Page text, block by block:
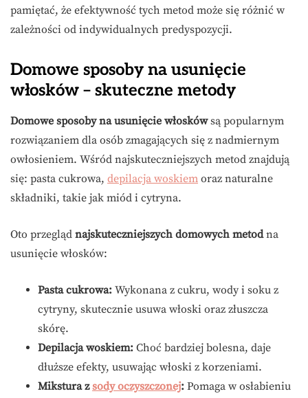
pamiętać, że efektywność tych metod może się różnić w
zależności od indywidualnych predyspozycji.
Domowe sposoby na usunięcie
włosków – skuteczne metody
Domowe sposoby na usunięcie włoskówsą popularnym
rozwiązaniem dla osób zmagających się z nadmiernym
owłosieniem. Wśród najskuteczniejszych metod znajdują
się: pasta cukrowa, depilacja woskiem oraz naturalne
składniki, takie jak miód i cytryna.
Oto przegląd najskuteczniejszych domowych metodna
usunięcie włosków:
Pasta cukrowa: Wykonana z cukru, wody i soku z
cytryny, skutecznie usuwa włoski oraz złuszcza
skórę.
Depilacja woskiem: Choć bardziej bolesna, daje
dłuższe efekty, usuwając włoski z korzeniami.
Mikstura zsody oczyszczonej: Pomaga w osłabieniu